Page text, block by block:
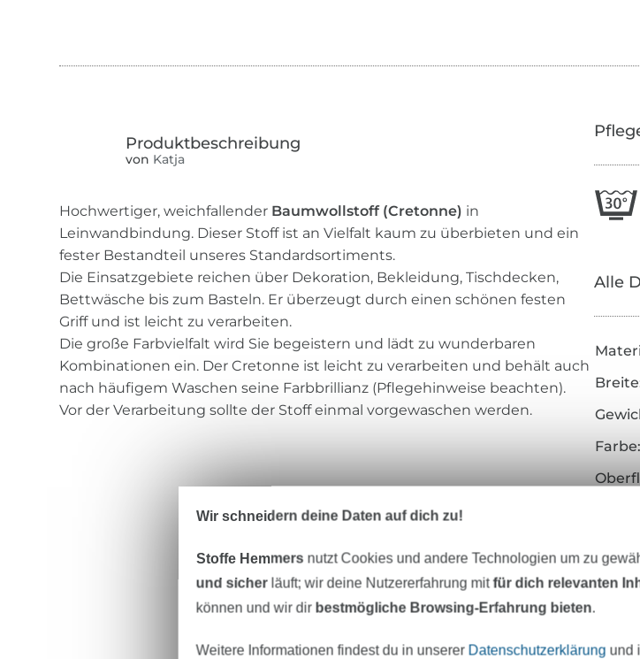
von Katja
Hochwertiger, weichfallender Baumwollstoff (Cretonne) in
Leinwandbindung. Dieser Stoff ist an Vielfalt kaum zu überbieten und ein
fester Bestandteil unseres Standardsortiments.
Die Einsatzgebiete reichen über Dekoration, Bekleidung, Tischdecken,
Bettwäsche bis zum Basteln. Er überzeugt durch einen schönen festen
Griff und ist leicht zu verarbeiten.
Die große Farbvielfalt wird Sie begeistern und lädt zu wunderbaren
Kombinationen ein. Der Cretonne ist leicht zu verarbeiten und behält auch
nach häufigem Waschen seine Farbbrillianz (Pflegehinweise beachten).
Vor der Verarbeitung sollte der Stoff einmal vorgewaschen werden.
Alle
Farbe:
Wir schneidern deine Daten auf dich zu!
Stoffe Hemmers nutzt Cookies und andere Technologien um zu
und sicherläuft; wir deine Nutzererfahrung mitfür dich relevanten
können und wir dir bestmögliche Browsing-Erfahrung bieten.
Weitere Informationen findest du in unserer Datenschutzerklärung und